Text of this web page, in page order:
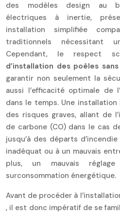
des modèles design au
électriques à inertie,
installation simplifiée
traditionnels nécessitant
Cependant, le respect
d’installation des poêles
garantir non seulement la
aussi l’efficacité optimale de
dans le temps. Une
des risques graves, allant de
de carbone (CO) dans le cas
jusqu’à des départs
inadéquat ou à un mauvais
plus, un mauvais
surconsommation énergétique.
Avant de procéder à
, il est donc impératif de se